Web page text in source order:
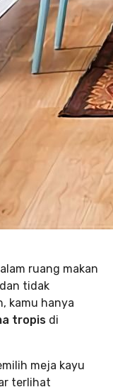
ruang makan
dan tidak
kamu hanya
tropis di
meja kayu
terlihat